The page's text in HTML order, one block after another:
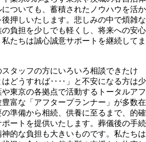
ついても、蓄積されたノウハウを活か
押しいたします。悲しみの中で煩雑な
負担を少しでも軽くし、将来への安心
たちは誠心誠意サポートを継続してま
スタッフの方にいろいろ相談できたけ
はどうすれば‥‥」と不安になる方は少
東京の各拠点で活動するトータルアフ
富な「アフタープランナー」が多数在
準備から相続、供養に至るまで、的確
ートを提供いたします。葬儀後の手続
的な負担も大きいものです。私たちは